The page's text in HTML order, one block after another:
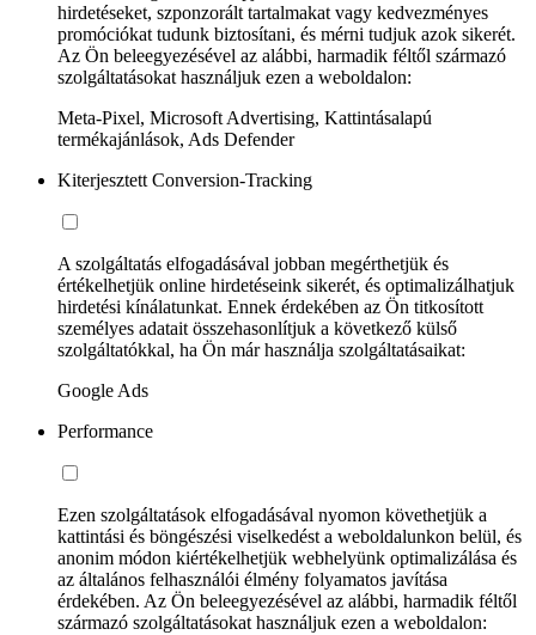
hirdetéseket, szponzorált tartalmakat vagy kedvezményes
promóciókat tudunk biztosítani, és mérni tudjuk azok sikerét.
Az Ön beleegyezésével az alábbi, harmadik féltől származó
szolgáltatásokat használjuk ezen a weboldalon:
Meta-Pixel, Microsoft Advertising, Kattintásalapú
termékajánlások, Ads Defender
Kiterjesztett Conversion-Tracking
A szolgáltatás elfogadásával jobban megérthetjük és
értékelhetjük online hirdetéseink sikerét, és optimalizálhatjuk
hirdetési kínálatunkat. Ennek érdekében az Ön titkosított
személyes adatait összehasonlítjuk a következő külső
szolgáltatókkal, ha Ön már használja szolgáltatásaikat:
Google Ads
Performance
Ezen szolgáltatások elfogadásával nyomon követhetjük a
kattintási és böngészési viselkedést a weboldalunkon belül, és
anonim módon kiértékelhetjük webhelyünk optimalizálása és
az általános felhasználói élmény folyamatos javítása
érdekében. Az Ön beleegyezésével az alábbi, harmadik féltől
származó szolgáltatásokat használjuk ezen a weboldalon: